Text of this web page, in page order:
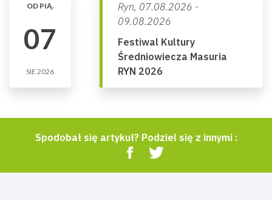
OD PIĄ.
07
SIE 2026
Ryn, 07.08.2026 -
09.08.2026
Festiwal Kultury
Średniowiecza Masuria
RYN 2026
Spodobał się artykuł? Podziel się z innymi :